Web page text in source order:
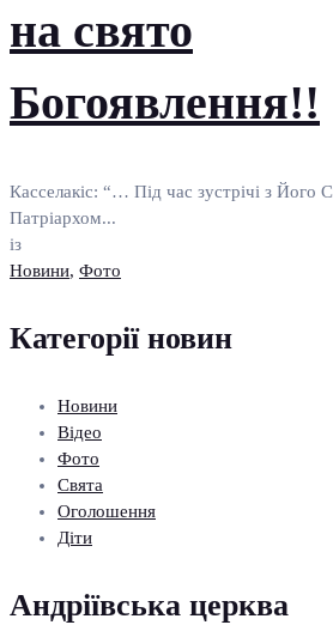
на свято
Богоявлення!!
Касселакіс: “… Під час зустрічі з Його
Патріархом...
із
Новини, Фото
Категорії новин
Новини
Відео
Фото
Свята
Оголошення
Діти
Андріївська церква